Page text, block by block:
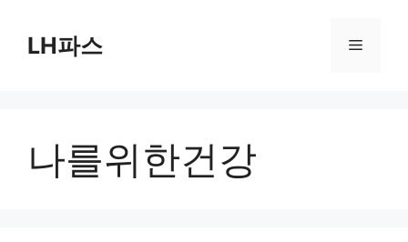
LH파스 메
나를위한건강